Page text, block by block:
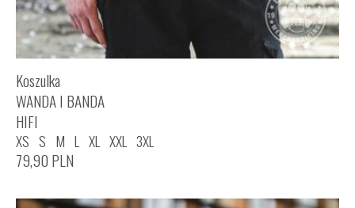
Koszulka
WANDA I BANDA
HIFI
XS S M L XL XXL 3XL
79,90 PLN